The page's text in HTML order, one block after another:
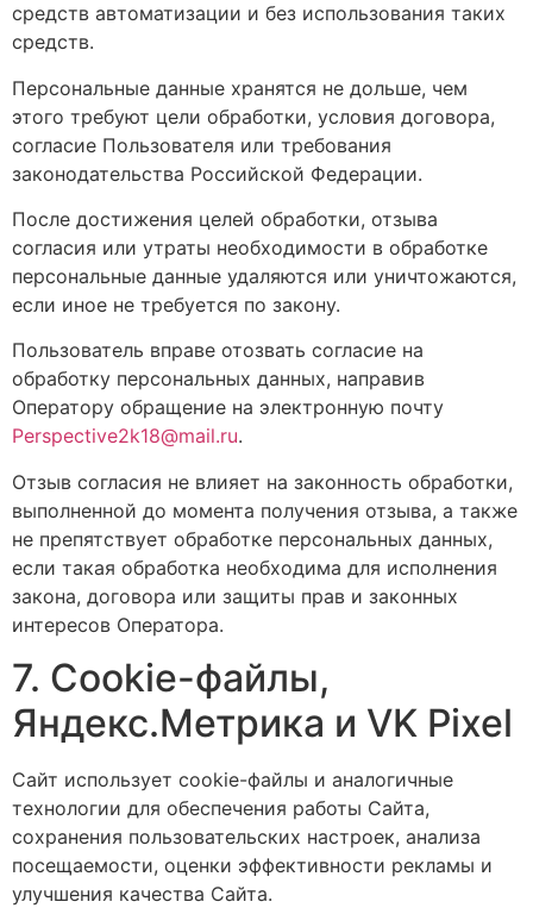
средств автоматизации и без использования таких
средств.
Персональные данные хранятся не дольше, чем
этого требуют цели обработки, условия договора,
согласие Пользователя или требования
законодательства Российской Федерации.
После достижения целей обработки, отзыва
согласия или утраты необходимости в обработке
персональные данные удаляются или уничтожаются,
если иное не требуется по закону.
Пользователь вправе отозвать согласие на
обработку персональных данных, направив
Оператору обращение на электронную почту
Perspective2k18@mail.ru.
Отзыв согласия не влияет на законность обработки,
выполненной до момента получения отзыва, а также
не препятствует обработке персональных данных,
если такая обработка необходима для исполнения
закона, договора или защиты прав и законных
интересов Оператора.
7. Cookie-файлы,
Яндекс.Метрика и VK Pixel
Сайт использует cookie-файлы и аналогичные
технологии для обеспечения работы Сайта,
сохранения пользовательских настроек, анализа
посещаемости, оценки эффективности рекламы и
улучшения качества Сайта.